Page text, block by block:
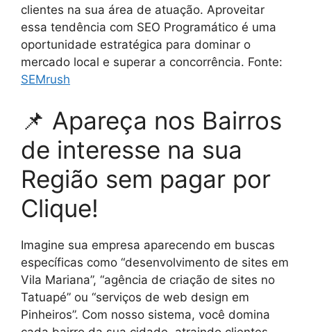
clientes na sua área de atuação. Aproveitar
essa tendência com SEO Programático é uma
oportunidade estratégica para dominar o
mercado local e superar a concorrência. Fonte:
SEMrush
📌 Apareça nos Bairros
de interesse na sua
Região sem pagar por
Clique!
Imagine sua empresa aparecendo em buscas
específicas como “desenvolvimento de sites em
Vila Mariana”, “agência de criação de sites no
Tatuapé” ou “serviços de web design em
Pinheiros”. Com nosso sistema, você domina